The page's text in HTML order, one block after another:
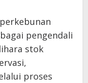
pengendali
stok
proses